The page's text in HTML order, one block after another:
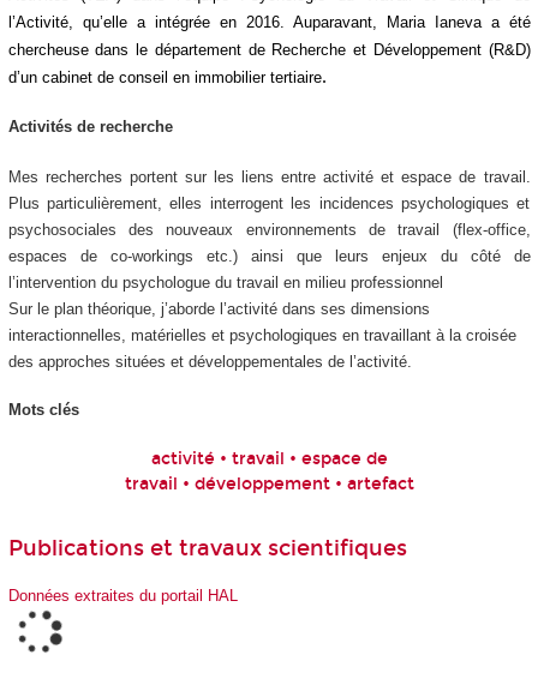
l’Activité, qu’elle a intégrée en 2016. Auparavant, Maria Ianeva a été
chercheuse dans le département de Recherche et Développement (R&D)
d’un cabinet de conseil en immobilier tertiaire.
Activités de recherche
Mes recherches portent sur les liens entre activité et espace de travail.
Plus particulièrement, elles interrogent les incidences psychologiques et
psychosociales des nouveaux environnements de travail (flex-office,
espaces de co-workings etc.) ainsi que leurs enjeux du côté de
l’intervention du psychologue du travail en milieu professionnel
Sur le plan théorique, j’aborde l’activité dans ses dimensions
interactionnelles, matérielles et psychologiques en travaillant à la croisée
des approches situées et développementales de l’activité.
Mots clés
activité • travail • espace de
travail • développement • artefact
Publications et travaux scientifiques
Données extraites du portail HAL